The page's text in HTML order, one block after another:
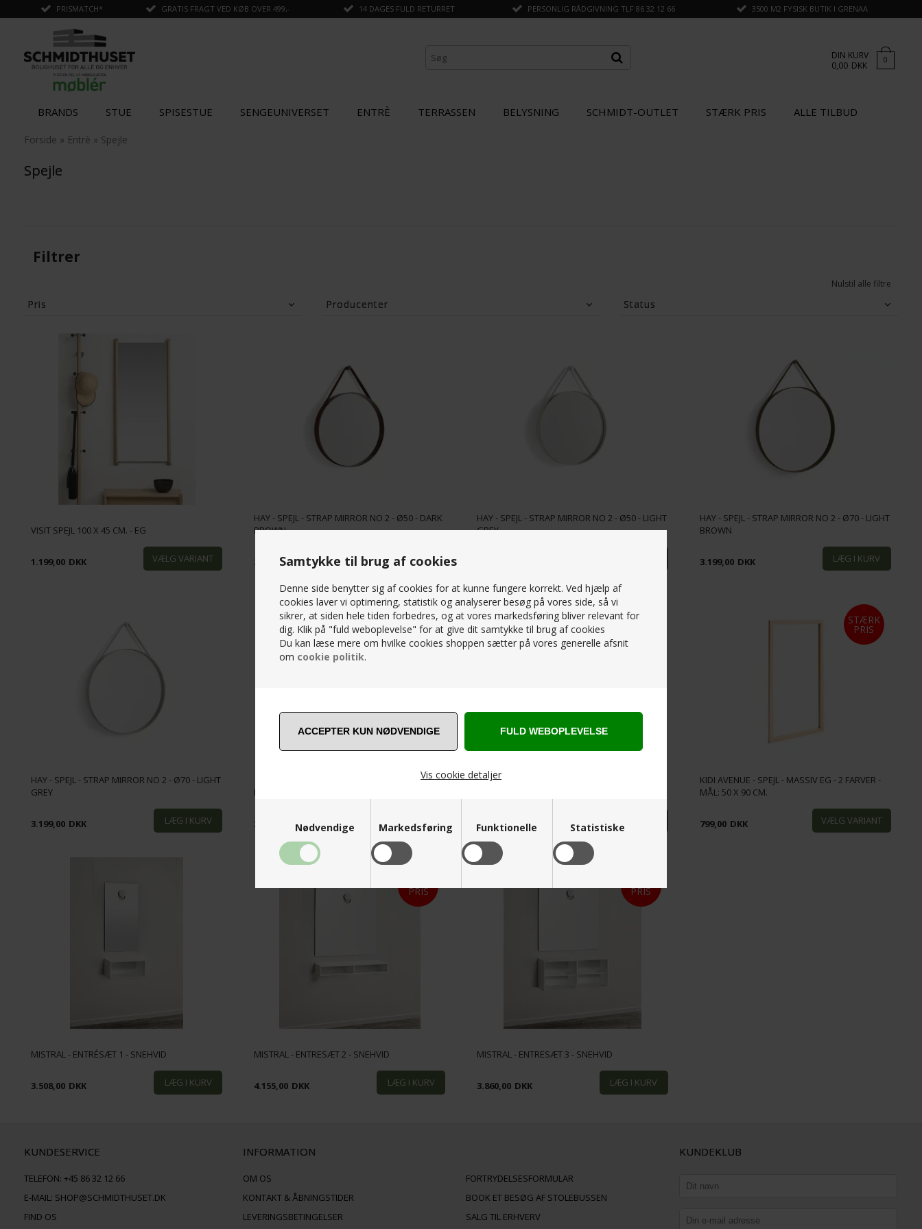
Samtykke til brug af cookies
Denne side benytter sig af cookies for at kunne fungere korrekt. Ved hjælp af
cookies laver vi optimering, statistik og analyserer besøg på vores side, så vi
sikrer, at siden hele tiden forbedres, og at vores markedsføring bliver relevant for
dig. Klik på "fuld weboplevelse" for at give dit samtykke til brug af cookies
Du kan læse mere om hvilke cookies shoppen sætter på vores generelle afsnit
om cookie politik.
Vis cookie detaljer
Nødvendige Markedsføring Funktionelle Statistiske
PRISMATCH* GRATIS FRAGT VED KØB OVER 499,- 14 DAGES FULD RETURRET PERSONLIG RÅDGIVNING TLF 86 32 12 66 3500 M2 FYSISK BUTIK I GRENAA
DIN KURV
0,00 DKK 0
BRANDS STUE SPISESTUE SENGEUNIVERSET ENTRÈ TERRASSEN BELYSNING SCHMIDT-OUTLET STÆRK PRIS ALLE TILBUD
Forside » Entrè » Spejle
Spejle
Filtrer
Nulstil alle filtre
Pris Producenter Status
VISIT SPEJL 100 X 45 CM. - EG
1.199,00 DKK
HAY - SPEJL - STRAP MIRROR NO 2 - Ø50 - DARK
BROWN
2.299,00 DKK
HAY - SPEJL - STRAP MIRROR NO 2 - Ø50 - LIGHT
GREY
HAY - SPEJL - STRAP MIRROR NO 2 - Ø70 - LIGHT
BROWN
3.199,00 DKK
HAY - SPEJL - STRAP MIRROR NO 2 - Ø70 - LIGHT
GREY
3.199,00 DKK
HAY - SPEJL - STRAP MIRROR NO 2 - Ø70 - RED
3.199,00 DKK
STÆRK
KIDI AVENUE - SPEJL - MASSIV EG - 2 FARVER -
999,00 DKK
STÆRK
PRIS
KIDI AVENUE - SPEJL - MASSIV EG - 2 FARVER -
MÅL: 50 X 90 CM.
799,00 DKK
MISTRAL - ENTRÉSÆT 1 - SNEHVID
3.508,00 DKK
PRIS
MISTRAL - ENTRESÆT 2 - SNEHVID
4.155,00 DKK
PRIS
MISTRAL - ENTRESÆT 3 - SNEHVID
3.860,00 DKK
KUNDESERVICE
TELEFON:+45 86 32 12 66
E-MAIL: SHOP@SCHMIDTHUSET.DK
FIND OS
INFORMATION
OM OS
KONTAKT & ÅBNINGSTIDER
LEVERINGSBETINGELSER
FORTRYDELSESFORMULAR
BOOK ET BESØG AF STOLEBUSSEN
SALG TIL ERHVERV
KUNDEKLUB